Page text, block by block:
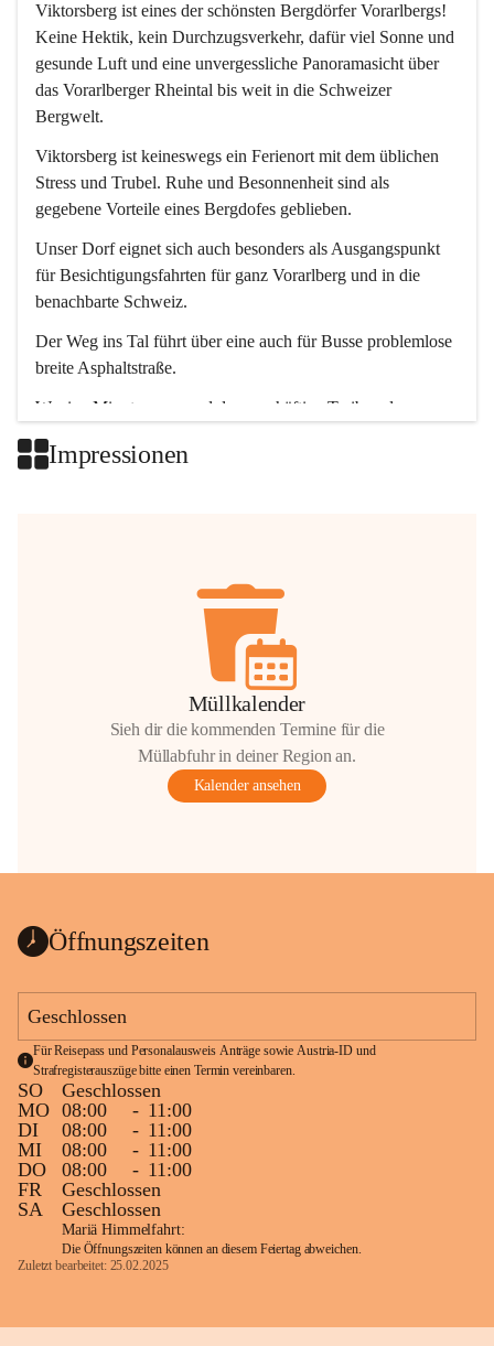
Viktorsberg ist eines der schönsten Bergdörfer Vorarlbergs!
Keine Hektik, kein Durchzugsverkehr, dafür viel Sonne und
gesunde Luft und eine unvergessliche Panoramasicht über
das Vorarlberger Rheintal bis weit in die Schweizer
Bergwelt.
Viktorsberg ist keineswegs ein Ferienort mit dem üblichen
Stress und Trubel. Ruhe und Besonnenheit sind als
gegebene Vorteile eines Bergdofes geblieben.
Unser Dorf eignet sich auch besonders als Ausgangspunkt
für Besichtigungsfahrten für ganz Vorarlberg und in die
benachbarte Schweiz.
Der Weg ins Tal führt über eine auch für Busse problemlose
breite Asphaltstraße.
Wenige Minuten nur, und das geschäftige Treiben der
Impressionen
Müllkalender
Sieh dir die kommenden Termine für die
Müllabfuhr in deiner Region an.
Kalender ansehen
Öffnungszeiten
Geschlossen
Für Reisepass und Personalausweis Anträge sowie Austria-ID und
Strafregisterauszüge bitte einen Termin vereinbaren.
SO
Geschlossen
MO 08:00 - 11:00
DI
08:00 - 11:00
MI
08:00 - 11:00
DO
08:00 - 11:00
FR
Geschlossen
SA
Geschlossen
Mariä Himmelfahrt:
Die Öffnungszeiten können an diesem Feiertag abweichen.
Zuletzt bearbeitet: 25.02.2025